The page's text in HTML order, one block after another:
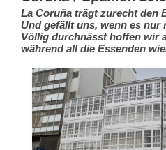
La Coruña trägt zurecht den
Und gefällt uns, wenn es nur
Völlig durchnässt hoffen wir
während all die Essenden